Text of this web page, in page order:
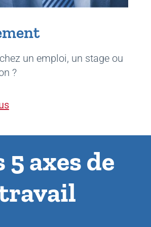
un emploi, un stage ou
?
5 axes de